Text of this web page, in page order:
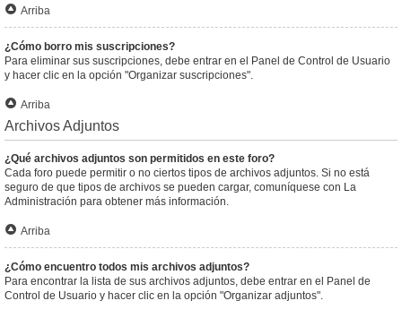
Arriba
¿Cómo borro mis suscripciones?
Para eliminar sus suscripciones, debe entrar en el Panel de Control de Usuario
y hacer clic en la opción "Organizar suscripciones".
Arriba
Archivos Adjuntos
¿Qué archivos adjuntos son permitidos en este foro?
Cada foro puede permitir o no ciertos tipos de archivos adjuntos. Si no está
seguro de que tipos de archivos se pueden cargar, comuníquese con La
Administración para obtener más información.
Arriba
¿Cómo encuentro todos mis archivos adjuntos?
Para encontrar la lista de sus archivos adjuntos, debe entrar en el Panel de
Control de Usuario y hacer clic en la opción "Organizar adjuntos".